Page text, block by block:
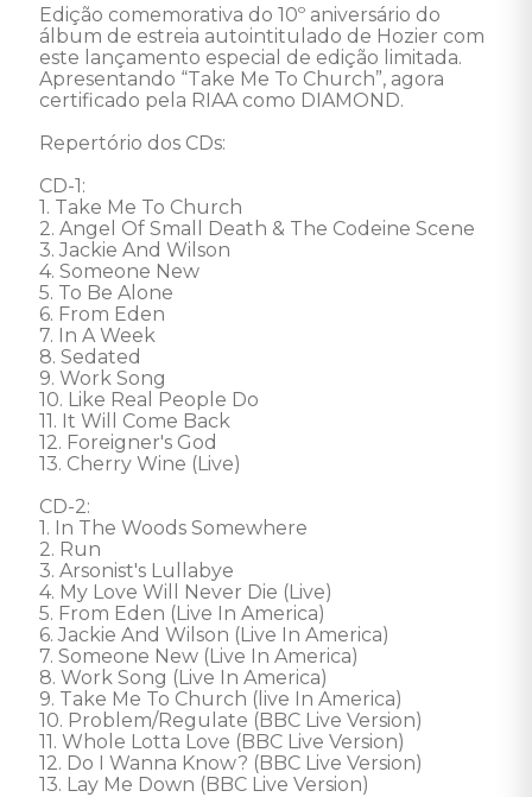
Edição comemorativa do 10º aniversário do
álbum de estreia autointitulado de Hozier com
este lançamento especial de edição limitada.
Apresentando “Take Me To Church”, agora
certificado pela RIAA como DIAMOND.
Repertório dos CDs:
CD-1:
1. Take Me To Church
2. Angel Of Small Death & The Codeine Scene
3. Jackie And Wilson
4. Someone New
5. To Be Alone
6. From Eden
7. In A Week
8. Sedated
9. Work Song
10. Like Real People Do
11. It Will Come Back
12. Foreigner's God
13. Cherry Wine (Live)
CD-2:
1. In The Woods Somewhere
2. Run
3. Arsonist's Lullabye
4. My Love Will Never Die (Live)
5. From Eden (Live In America)
6. Jackie And Wilson (Live In America)
7. Someone New (Live In America)
8. Work Song (Live In America)
9. Take Me To Church (live In America)
10. Problem/Regulate (BBC Live Version)
11. Whole Lotta Love (BBC Live Version)
12. Do I Wanna Know? (BBC Live Version)
13. Lay Me Down (BBC Live Version)